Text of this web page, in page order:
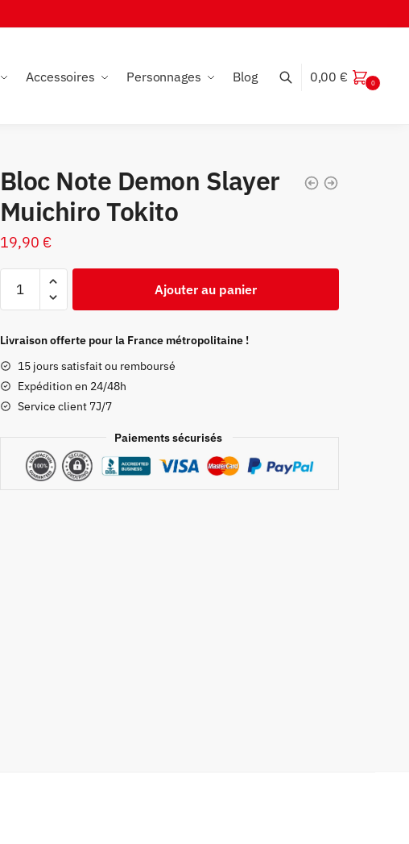
Accessoires Personnages Blog 0,00 € 0
Bloc Note Demon Slayer
Muichiro Tokito
19,90 €
Note
Demon
Slayer
Muichiro
Ajouter au panier
Livraison offerte pour la France métropolitaine !
15 jours satisfait ou remboursé
Expédition en 24/48h
Service client 7J/7
Paiements sécurisés